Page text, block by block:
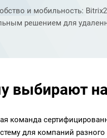
и мобильность:
решением для
выбирают
команда
для компаний